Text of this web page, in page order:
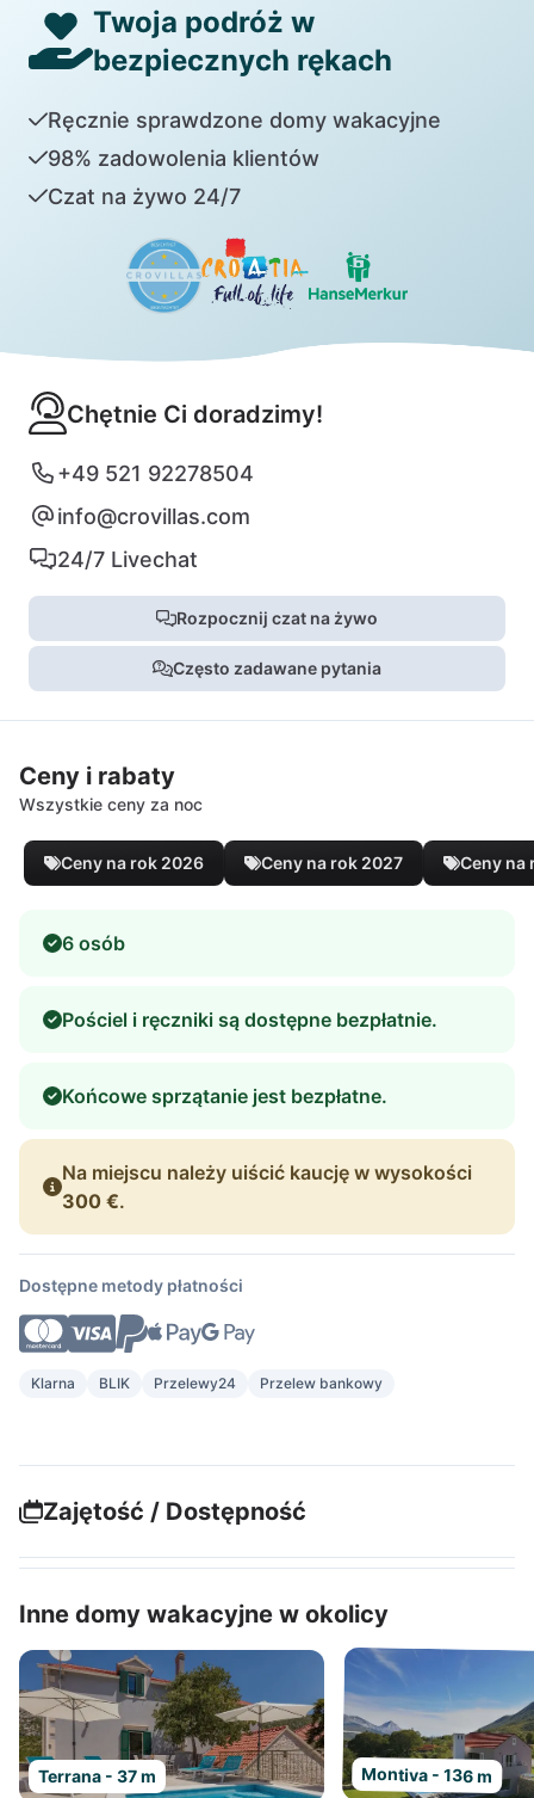
Twoja podróż w
bezpiecznych rękach
Ręcznie sprawdzone domy wakacyjne
98% zadowolenia klientów
Czat na żywo 24/7
Chętnie Ci doradzimy!
+49 521 92278504
info@crovillas.com
24/7 Livechat
Rozpocznij czat na żywo
Często zadawane pytania
Ceny i rabaty
Wszystkie ceny za noc
Ceny na rok 2026 Ceny na rok 2027 Ceny na
6 osób
Pościel i ręczniki są dostępne bezpłatnie.
Końcowe sprzątanie jest bezpłatne.
Na miejscu należy uiścić kaucję w wysokości
300 €.
Dostępne metody płatności
Klarna BLIK Przelewy24 Przelew bankowy
Zajętość / Dostępność
Inne domy wakacyjne w okolicy
Terrana - 37 m Montiva - 136 m